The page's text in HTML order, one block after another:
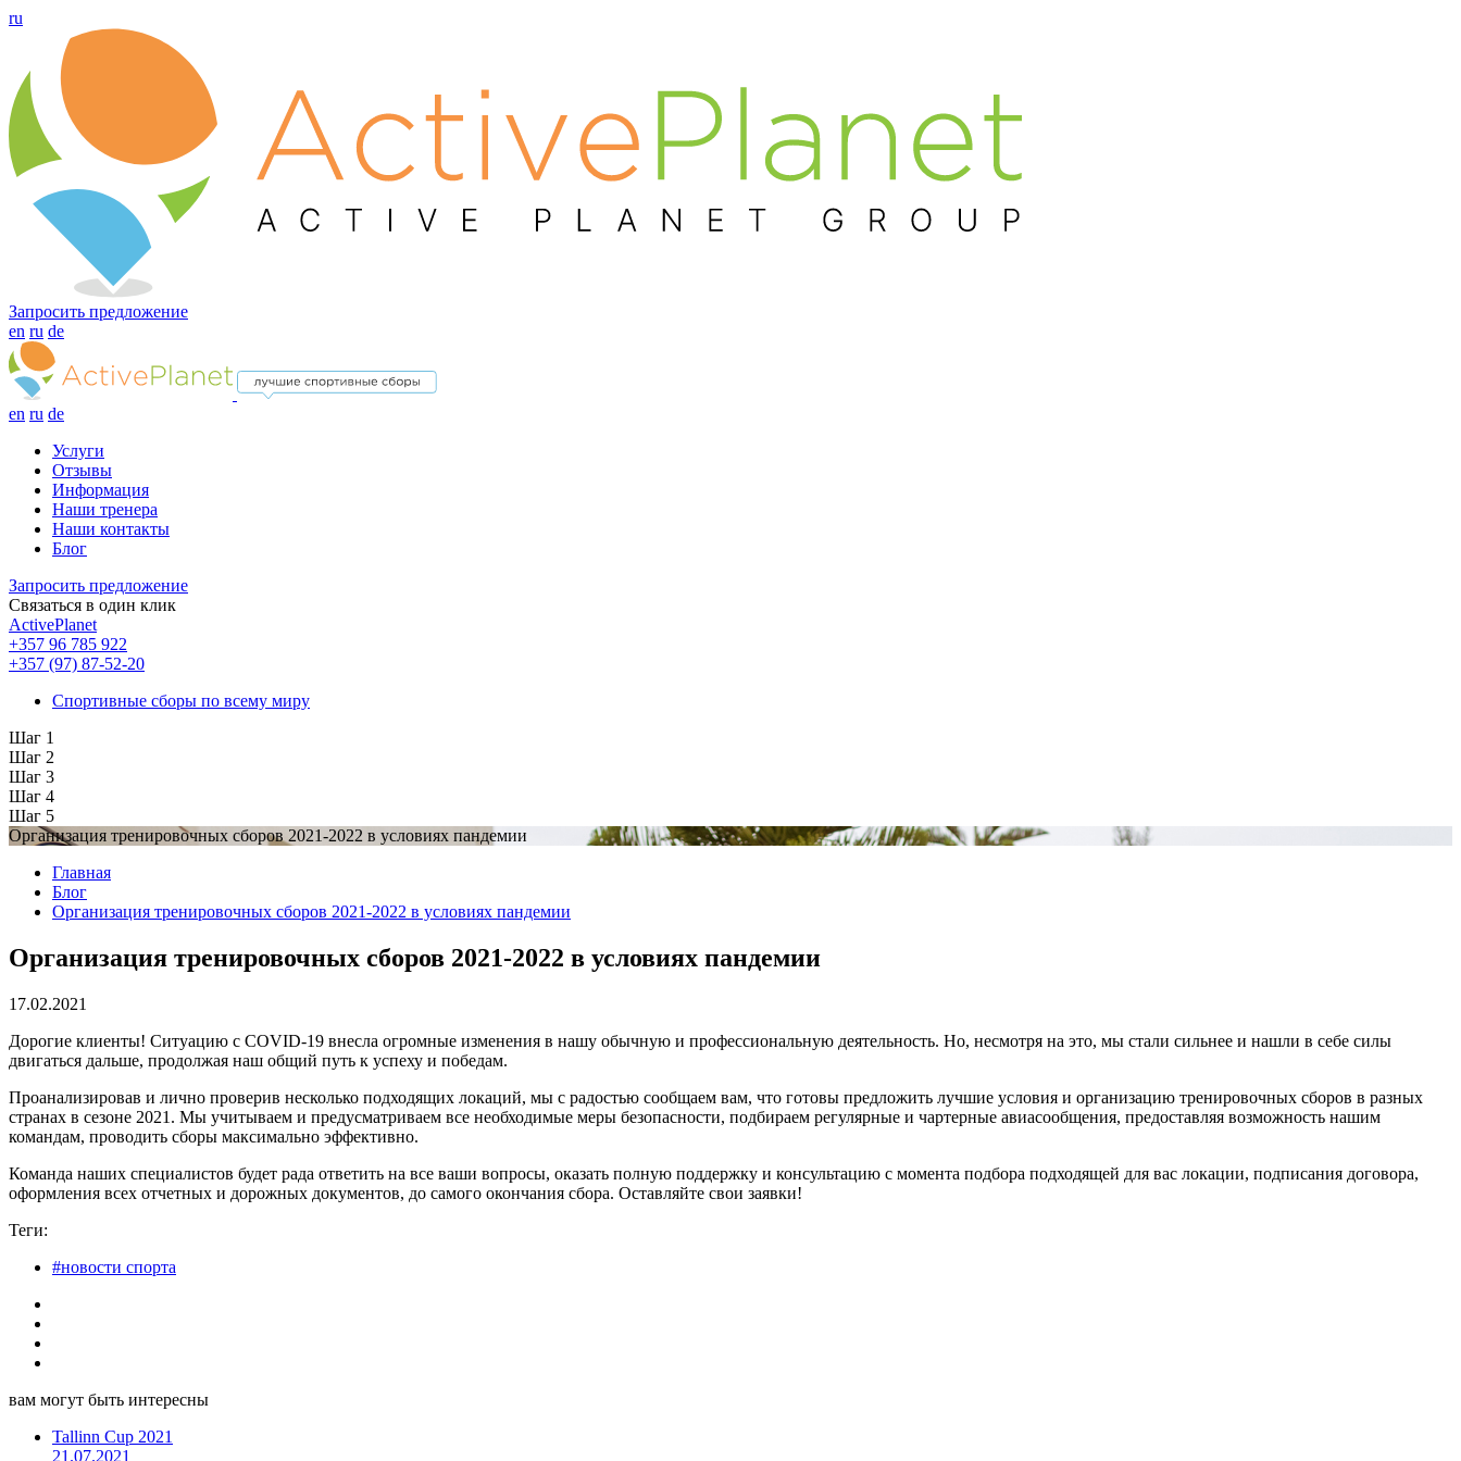
ru
Запросить предложение
en ru de
en ru de
Услуги
Отзывы
Информация
Наши тренера
Наши контакты
Блог
Запросить предложение
Связаться в один клик
ActivePlanet
+357 96 785 922
+357 (97) 87-52-20
Спортивные сборы по всему миру
Шаг 1
Шаг 2
Шаг 3
Шаг 4
Шаг 5
Организация тренировочных сборов 2021-2022 в условиях пандемии
Главная
Блог
Организация тренировочных сборов 2021-2022 в условиях пандемии
Организация тренировочных сборов 2021-2022 в условиях пандемии
17.02.2021
Дорогие клиенты! Ситуацию с COVID-19 внесла огромные изменения в нашу обычную и профессиональную деятельность. Но, несмотря на это, мы стали сильнее и нашли в себе силы
двигаться дальше, продолжая наш общий путь к успеху и победам.
Проанализировав и лично проверив несколько подходящих локаций, мы с радостью сообщаем вам, что готовы предложить лучшие условия и организацию тренировочных сборов в разных
странах в сезоне 2021. Мы учитываем и предусматриваем все необходимые меры безопасности, подбираем регулярные и чартерные авиасообщения, предоставляя возможность нашим
командам, проводить сборы максимально эффективно.
Команда наших специалистов будет рада ответить на все ваши вопросы, оказать полную поддержку и консультацию с момента подбора подходящей для вас локации, подписания договора,
оформления всех отчетных и дорожных документов, до самого окончания сбора. Оставляйте свои заявки!
Теги:
#новости спорта
вам могут быть интересны
Tallinn Cup 2021
21.07.2021